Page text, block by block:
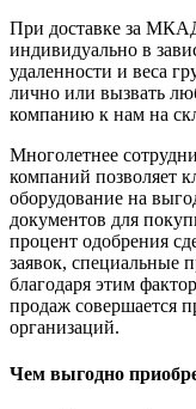
При доставке за
индивидуально в
удаленности и веса
лично или вызвать
компанию к нам на
Многолетнее
компаний позволяет
оборудование на
документов для
процент одобрения
заявок, специальные
благодаря этим
продаж совершается
организаций.
Чем выгодно